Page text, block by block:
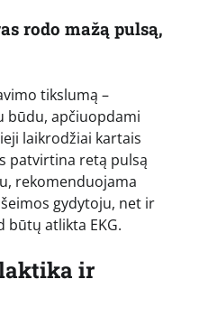
rodo mažą pulsą,
tikslumą –
būdu, apčiuopdami
laikrodžiai kartais
patvirtina retą pulsą
rekomenduojama
gydytoju, net ir
būtų atlikta EKG.
ir